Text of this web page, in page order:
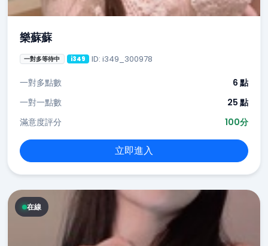
樂蘇蘇
一對多等待中 i349 ID: i349_300978
一對多點數
6 點
一對一點數
25 點
滿意度評分
100分
立即進入
在線